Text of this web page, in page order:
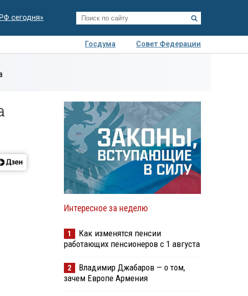
сегодня»
Госдума
Совет Федерации
Интересное за неделю
1
Как изменятся пенсии
работающих пенсионеров с 1 августа
2
Владимир Джабаров — о том,
зачем Европе Армения